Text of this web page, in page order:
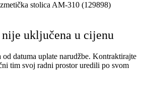
uključena u cijenu
od datuma uplate narudžbe. Kontraktirajte
tim svoj radni prostor uredili po svom